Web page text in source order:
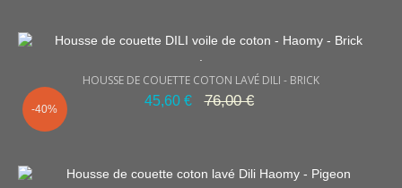
HOUSSE DE COUETTE COTON LAVÉ DILI - BRICK
45,60 €
76,00 €
-40%